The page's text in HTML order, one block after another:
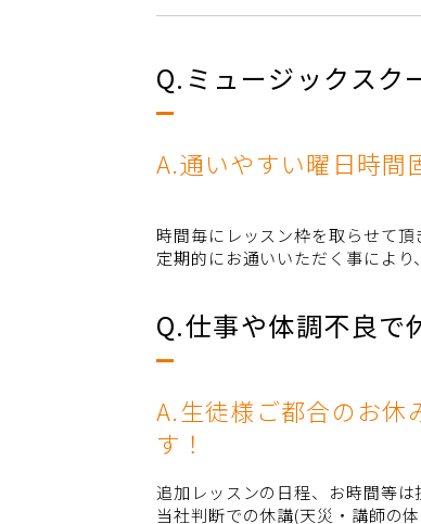
Q.ミュージックスク
A.通いやすい曜日時間
時間毎にレッスン枠を取らせて頂
定期的にお通いいただく事によ
Q.仕事や体調不良で
A.生徒様ご都合のお休
す！
追加レッスンの日程、お時間等は
当社判断での休講(天災・講師の